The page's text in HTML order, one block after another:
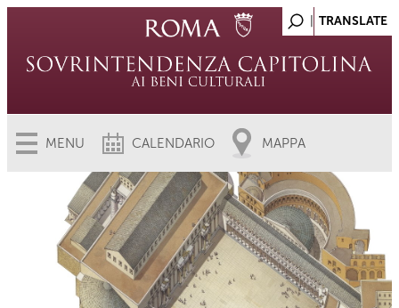
MENU CALENDARIO MAPPA